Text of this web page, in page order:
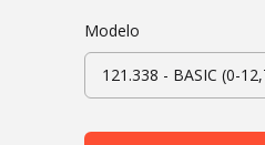
Modelo